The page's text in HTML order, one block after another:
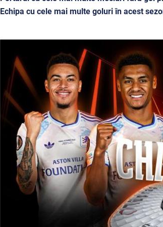
Echipa cu cele mai multe goluri în acest